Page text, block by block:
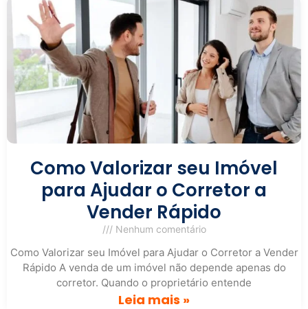
Como Valorizar seu Imóvel
para Ajudar o Corretor a
Vender Rápido
Nenhum comentário
Como Valorizar seu Imóvel para Ajudar o Corretor a Vender
Rápido A venda de um imóvel não depende apenas do
corretor. Quando o proprietário entende
Leia mais »